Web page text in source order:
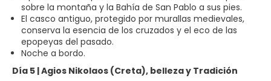
sobre la montaña y la Bahía de San Pablo a sus pies.
El casco antiguo, protegido por murallas medievales,
conserva la esencia de los cruzados y el eco de las
epopeyas del pasado.
Noche a bordo.
Día 5 | Agios Nikolaos (Creta), belleza y Tradición